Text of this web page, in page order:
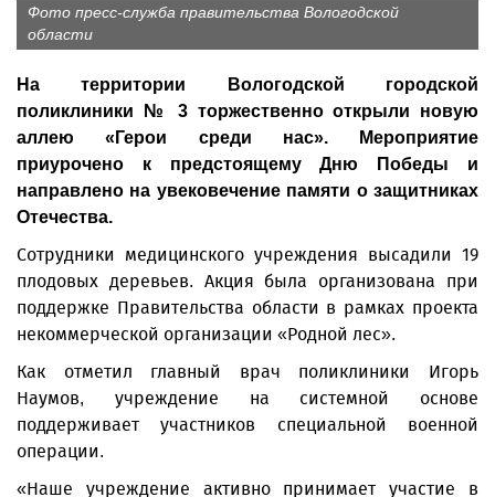
Фото пресс-служба правительства Вологодской
области
На территории Вологодской городской
поликлиники № 3 торжественно открыли новую
аллею «Герои среди нас». Мероприятие
приурочено к предстоящему Дню Победы и
направлено на увековечение памяти о защитниках
Отечества.
Сотрудники медицинского учреждения высадили 19
плодовых деревьев. Акция была организована при
поддержке Правительства области в рамках проекта
некоммерческой организации «Родной лес».
Как отметил главный врач поликлиники Игорь
Наумов, учреждение на системной основе
поддерживает участников специальной военной
операции.
«Наше учреждение активно принимает участие в